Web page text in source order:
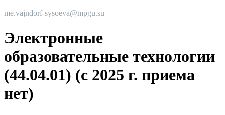
me.vajndorf-sysoeva@mpgu.su
Электронные
образовательные технологии
(44.04.01) (с 2025 г. приема
нет)